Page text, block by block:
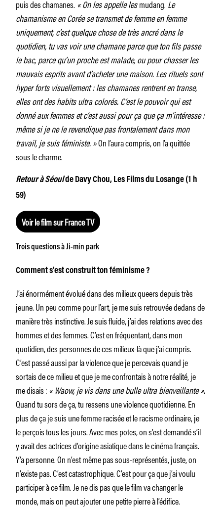
puis des chamanes. « On les appelle lesmudang. Le
chamanisme en Corée se transmet de femme en femme
uniquement, c’est quelque chose de très ancré dans le
quotidien, tu vas voir une chamane parce que ton fils passe
le bac, parce qu’un proche est malade, ou pour chasser les
mauvais esprits avant d’acheter une maison. Les rituels sont
hyper forts visuellement : les chamanes rentrent en transe,
elles ont des habits ultra colorés. C’est le pouvoir qui est
donné aux femmes et c’est aussi pour ça que ça m’intéresse :
même si je ne le revendique pas frontalement dans mon
travail, je suis féministe. »On l’aura compris, on l’a quittée
sous le charme.
Retour à Séoulde Davy Chou, Les Films du Losange (1 h
59)
Voir le film sur France TV
Trois questions à Ji-min park
Comment s’est construit ton féminisme ?
J’ai énormément évolué dans des milieux queers depuis très
jeune. Un peu comme pour l’art, je me suis retrouvée dedans de
manière très instinctive. Je suis fluide, j’ai des relations avec des
hommes et des femmes. C’est en fréquentant, dans mon
quotidien, des personnes de ces milieux-là que j’ai compris.
C’est passé aussi par la violence que je percevais quand je
sortais de ce milieu et que je me confrontais à notre réalité, je
me disais : « Waow, je vis dans une bulle ultra bienveillante ».
Quand tu sors de ça, tu ressens une violence quotidienne. En
plus de ça je suis une femme racisée et le racisme ordinaire, je
le perçois tous les jours. Avec mes potes, on s’est demandé s’il
y avait des actrices d’origine asiatique dans le cinéma français.
Y’a personne. On n’est même pas sous-représentés, juste, on
n’existe pas. C’est catastrophique. C’est pour ça que j’ai voulu
participer à ce film. Je ne dis pas que le film va changer le
monde, mais on peut ajouter une petite pierre à l’édifice.